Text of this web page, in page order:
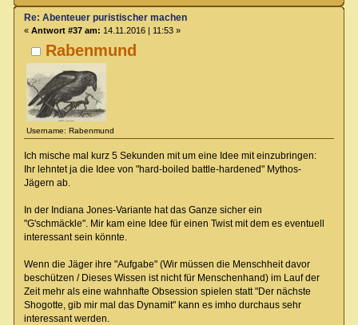
Rabenmund
Username: Rabenmund
Re: Abenteuer puristischer machen
« Antwort #37 am: 14.11.2016 | 11:53 »
Ich mische mal kurz 5 Sekunden mit um eine Idee mit einzubringen:
Ihr lehntet ja die Idee von "hard-boiled battle-hardened" Mythos-
Jägern ab.
In der Indiana Jones-Variante hat das Ganze sicher ein
"G'schmäckle". Mir kam eine Idee für einen Twist mit dem es eventuell
interessant sein könnte.
Wenn die Jäger ihre "Aufgabe" (Wir müssen die Menschheit davor
beschützen / Dieses Wissen ist nicht für Menschenhand) im Lauf der
Zeit mehr als eine wahnhafte Obsession spielen statt "Der nächste
Shogotte, gib mir mal das Dynamit" kann es imho durchaus sehr
interessant werden.